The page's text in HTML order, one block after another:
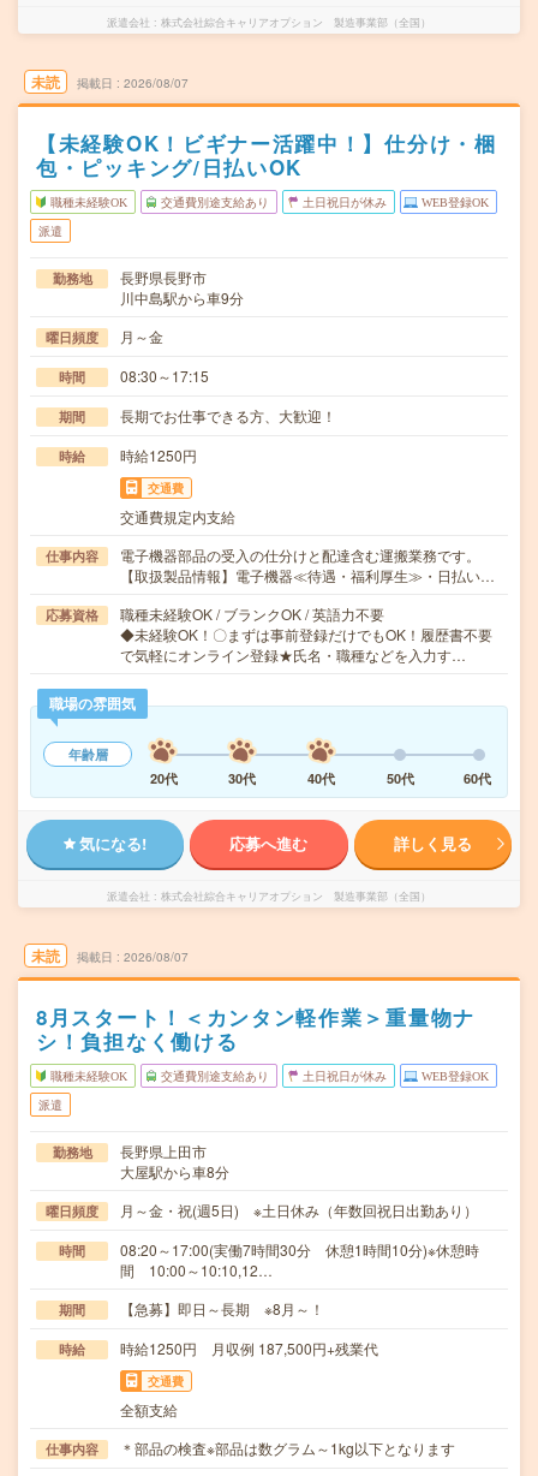
派遣会社 株式会社綜合キャリアオプション 製造事業部（全国）
未読 掲載日 2026/08/07
【未経験OK！ビギナー活躍中！】仕分け・梱
包・ピッキング/日払いOK
職種未経験OK 交通費別途支給あり 土日祝日が休み WEB登録OK
派遣
勤務地
長野県長野市
川中島駅から車9分
曜日頻度 月～金
時間 08:30～17:15
期間 長期でお仕事できる方、大歓迎！
時給 時給1250円
交通費
交通費規定内支給
仕事内容
電子機器部品の受入の仕分けと配達含む運搬業務です。
【取扱製品情報】電子機器≪待遇・福利厚生≫・日払い…
応募資格
職種未経験OK / ブランクOK / 英語力不要
◆未経験OK！〇まずは事前登録だけでもOK！履歴書不要
で気軽にオンライン登録★氏名・職種などを入力す…
職場の雰囲気
年齢層
20代
30代 40代 50代 60代
気になる! 応募へ進む 詳しく見る
派遣会社 株式会社綜合キャリアオプション 製造事業部（全国）
未読 掲載日 2026/08/07
8月スタート！＜カンタン軽作業＞重量物ナ
シ！負担なく働ける
職種未経験OK 交通費別途支給あり 土日祝日が休み WEB登録OK
派遣
勤務地
長野県上田市
大屋駅から車8分
曜日頻度 月～金・祝(週5日) ※土日休み（年数回祝日出勤あり）
時間
08:20～17:00(実働7時間30分 休憩1時間10分)※休憩時
間 10:00～10:10,12…
期間 【急募】即日～長期 ※8月～！
時給 時給1250円 月収例 187,500円+残業代
交通費
全額支給
仕事内容 ＊部品の検査※部品は数グラム～1kg以下となります